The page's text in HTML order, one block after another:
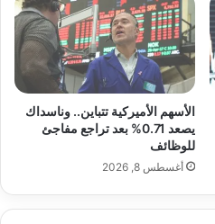
الأسهم الأميركية تتباين.. وناسداك
يصعد 0.71% بعد تراجع مفاجئ
للوظائف
أغسطس 8, 2026